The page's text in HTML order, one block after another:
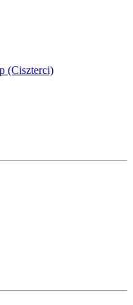
(Ciszterci)